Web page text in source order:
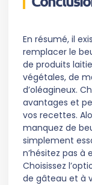
En résumé, il
remplacer le
de produits
végétales, de
d’oléagineux.
avantages et
vos recettes.
manquez de
simplement
n’hésitez pas
Choisissez
de gâteau et à